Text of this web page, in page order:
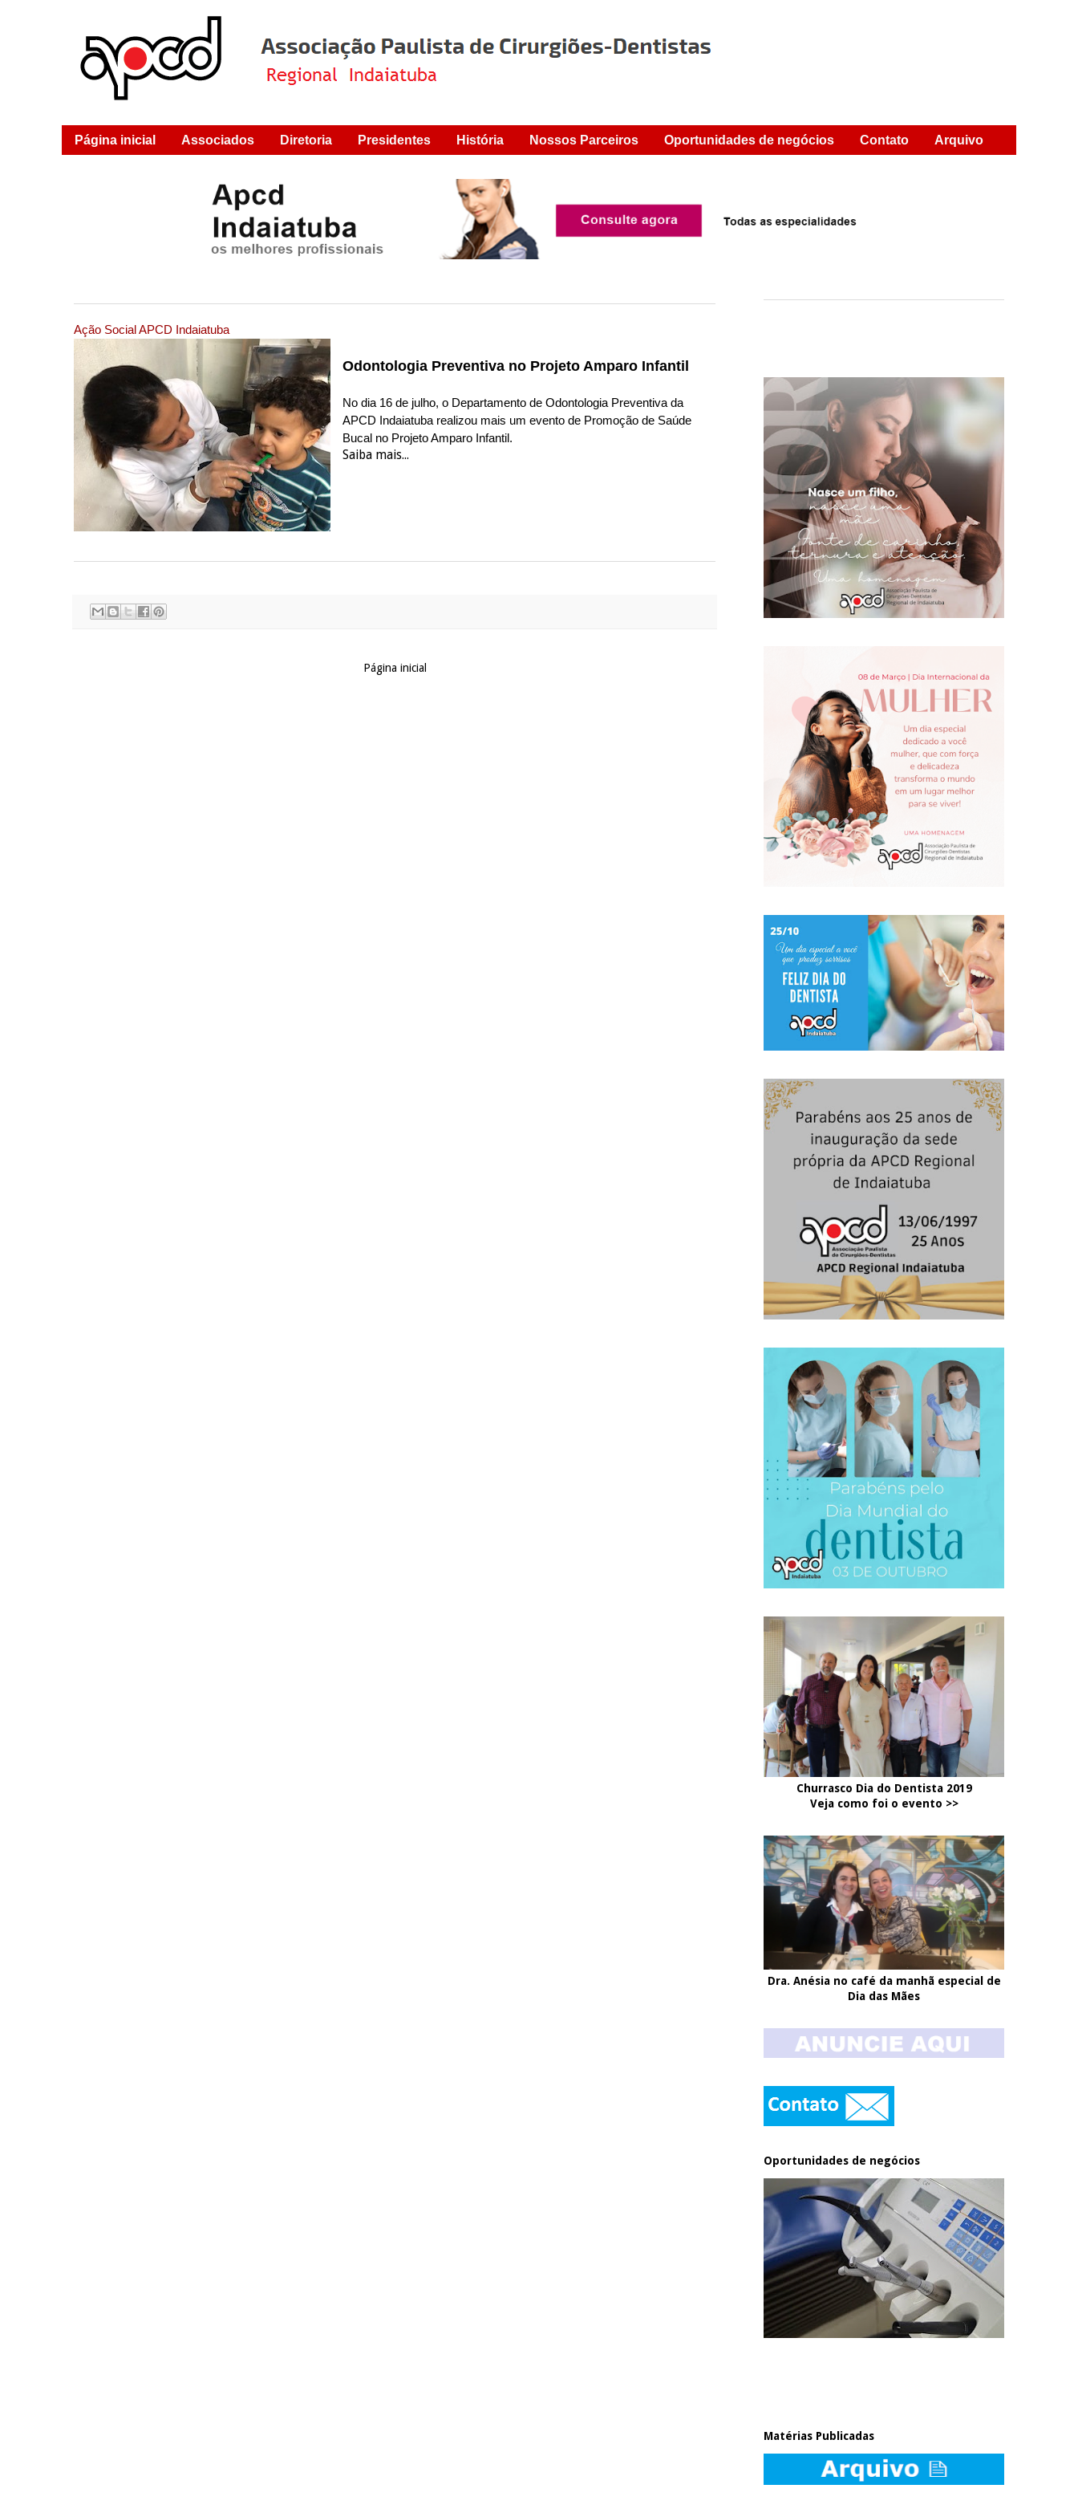
Página inicial Associados Diretoria Presidentes História Nossos Parceiros Oportunidades de negócios Contato Arquivo
Ação Social APCD Indaiatuba
Odontologia Preventiva no Projeto Amparo Infantil
No dia 16 de julho, o Departamento de Odontologia Preventiva da
APCD Indaiatuba realizou mais um evento de Promoção de Saúde
Bucal no Projeto Amparo Infantil.
Saiba mais...
Página inicial
Churrasco Dia do Dentista 2019
Veja como foi o evento >>
Dra. Anésia no café da manhã especial de
Dia das Mães
Oportunidades de negócios
Matérias Publicadas